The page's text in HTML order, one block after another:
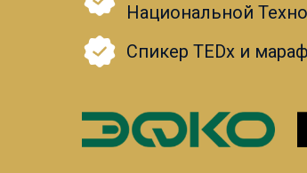
Национальной
Спикер ТЕDx и